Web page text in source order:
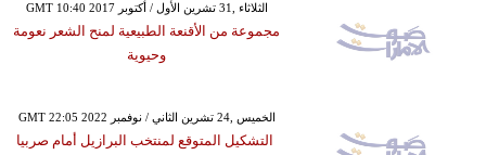
GMT 10:40 2017 الثلاثاء ,31 تشرين الأول / أكتوبر
مجموعة من الأقنعة الطبيعية لمنح الشعر نعومة
وحيوية
GMT 22:05 2022 الخميس ,24 تشرين الثاني / نوفمبر
التشكيل المتوقع لمنتخب البرازيل أمام صربيا